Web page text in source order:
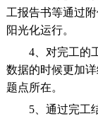
工报告书等通过
阳光化运行。
4、对完工的工
数据的时候更加
题点所在。
5、通过完工结